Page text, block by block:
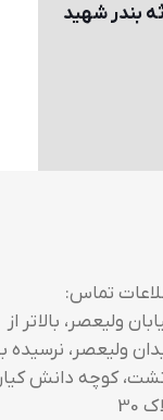
بندر شهيد
تماس:
ولیعصر، بالاتر از
ولیعصر، نرسیده
کوچه دانش
30